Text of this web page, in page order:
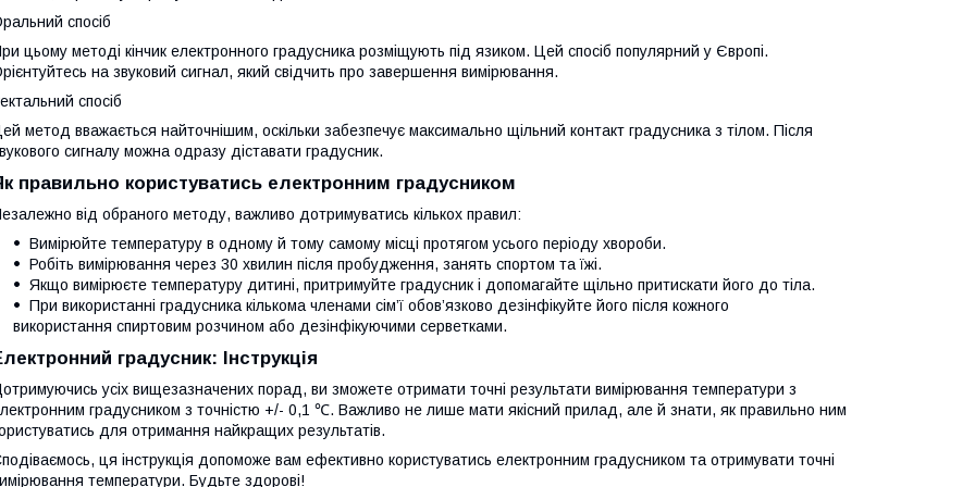
спосіб
цьому методі кінчик електронного градусника розміщують під язиком. Цей спосіб популярний у Європі.
на звуковий сигнал, який свідчить про завершення вимірювання.
спосіб
метод вважається найточнішим, оскільки забезпечує максимально щільний контакт градусника з тілом. Після
сигналу можна одразу діставати градусник.
правильно користуватись електронним градусником
від обраного методу, важливо дотримуватись кількох правил:
Вимірюйте температуру в одному й тому самому місці протягом усього періоду хвороби.
Робіть вимірювання через 30 хвилин після пробудження, занять спортом та їжі.
Якщо вимірюєте температуру дитині, притримуйте градусник і допомагайте щільно притискати його до тіла.
При використанні градусника кількома членами сім’ї обов’язково дезінфікуйте його після кожного
використання спиртовим розчином або дезінфікуючими серветками.
градусник: Інструкція
усіх вищезазначених порад, ви зможете отримати точні результати вимірювання температури з
градусником з точністю +/- 0,1 ℃. Важливо не лише мати якісний прилад, але й знати, як правильно ним
для отримання найкращих результатів.
ця інструкція допоможе вам ефективно користуватись електронним градусником та отримувати точні
температури. Будьте здорові!